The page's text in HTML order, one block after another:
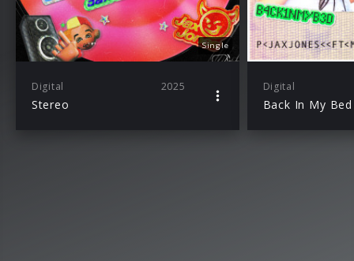
Single
Digital 2025
Stereo
Digital
Back In My Bed